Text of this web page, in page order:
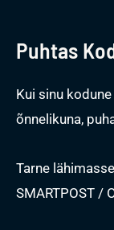
Puhtas
Kui sinu
õnnelikuna,
Tarne
SMARTPOST /